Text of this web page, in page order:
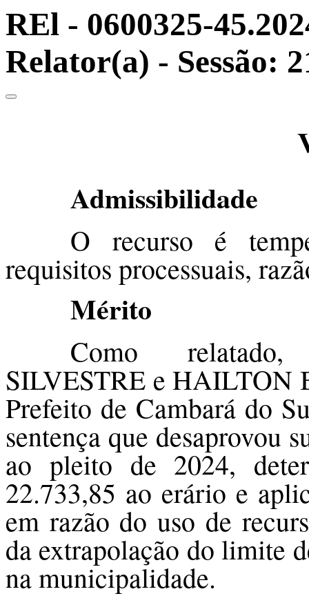
REl - 0600325-
Relator(a) - Sessão:
Admissibilidade
O recurso é
requisitos processuais,
Mérito
Como relatado,
SILVESTRE e HAILTON
Prefeito de Cambará do
sentença que desaprovou
ao pleito de 2024,
22.733,85 ao erário e
em razão do uso de
da extrapolação do limite
na municipalidade.